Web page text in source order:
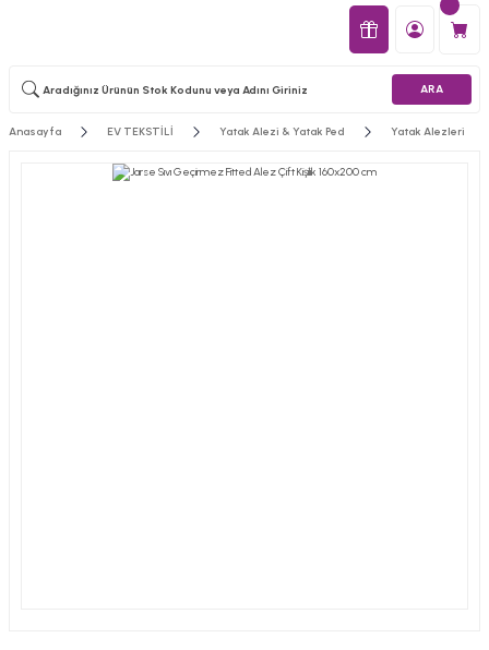
ARA
Anasayfa EV TEKSTİLİ Yatak Alezi & Yatak Ped Yatak Alezleri